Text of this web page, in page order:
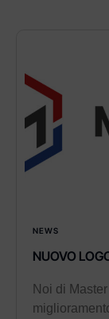
NEWS
NUOVO
Noi di